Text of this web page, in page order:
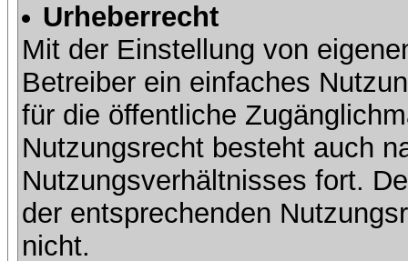
Urheberrecht
Mit der Einstellung von
Betreiber ein einfaches
für die öffentliche
Nutzungsrecht besteht auch
Nutzungsverhältnisses fort.
der entsprechenden
nicht.